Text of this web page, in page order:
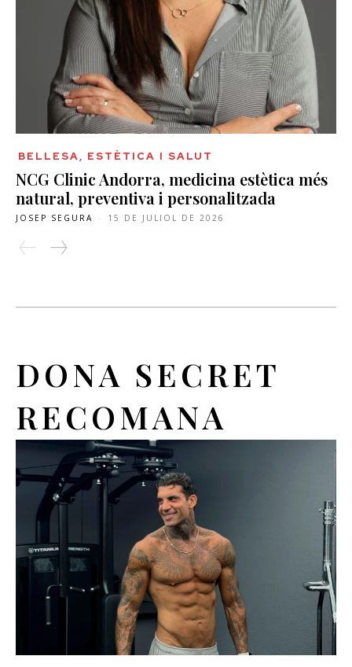
BELLESA, ESTÈTICA I SALUT
NCG Clinic Andorra, medicina estètica més
natural, preventiva i personalitzada
JOSEP SEGURA - 15 DE JULIOL DE 2026
DONA SECRET
RECOMANA